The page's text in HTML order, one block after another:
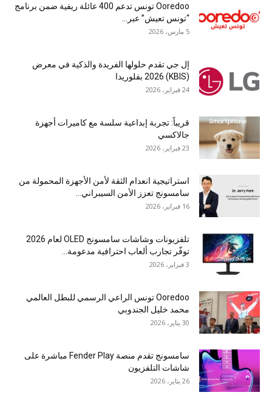
Ooredoo تونس تدعم 400 عائلة ريفية ضمن برنامج
“تونس تعيش” عبر...
5 مارس، 2026
إل جي تقدم حلولها الفريدة والذكية في معرض
(KBIS) 2026 بفلوريدا
24 فبراير، 2026
قريباً: تجربة إبداعية سلسة مع كاميرات أجهزة
جالاكسي
23 فبراير، 2026
استراتيجية انعدام الثقة لأمن الأجهزة المحمولة من
سامسونج تعزز الأمن السيبراني...
16 فبراير، 2026
تلفزيونات وشاشات سامسونج OLED لعام 2026
توفّر تجارب ألعاب احترافية مدعومة...
3 فبراير، 2026
Ooredoo تونس الراعي الرسمي للبطل العالمي
محمد خليل الجندوبي
30 يناير، 2026
سامسونج تقدم منصة Fender Play مباشرة على
شاشات التلفزيون
26 يناير، 2026